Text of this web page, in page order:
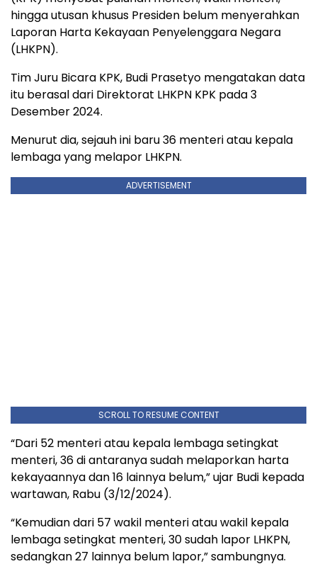
hingga utusan khusus Presiden belum menyerahkan
Laporan Harta Kekayaan Penyelenggara Negara
(LHKPN).
Tim Juru Bicara KPK, Budi Prasetyo mengatakan data
itu berasal dari Direktorat LHKPN KPK pada 3
Desember 2024.
Menurut dia, sejauh ini baru 36 menteri atau kepala
lembaga yang melapor LHKPN.
ADVERTISEMENT
SCROLL TO RESUME CONTENT
“Dari 52 menteri atau kepala lembaga setingkat
menteri, 36 di antaranya sudah melaporkan harta
kekayaannya dan 16 lainnya belum,” ujar Budi kepada
wartawan, Rabu (3/12/2024).
“Kemudian dari 57 wakil menteri atau wakil kepala
lembaga setingkat menteri, 30 sudah lapor LHKPN,
sedangkan 27 lainnya belum lapor,” sambungnya.